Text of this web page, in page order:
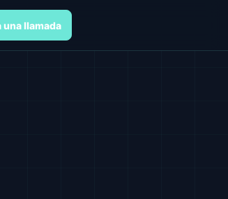
una llamada